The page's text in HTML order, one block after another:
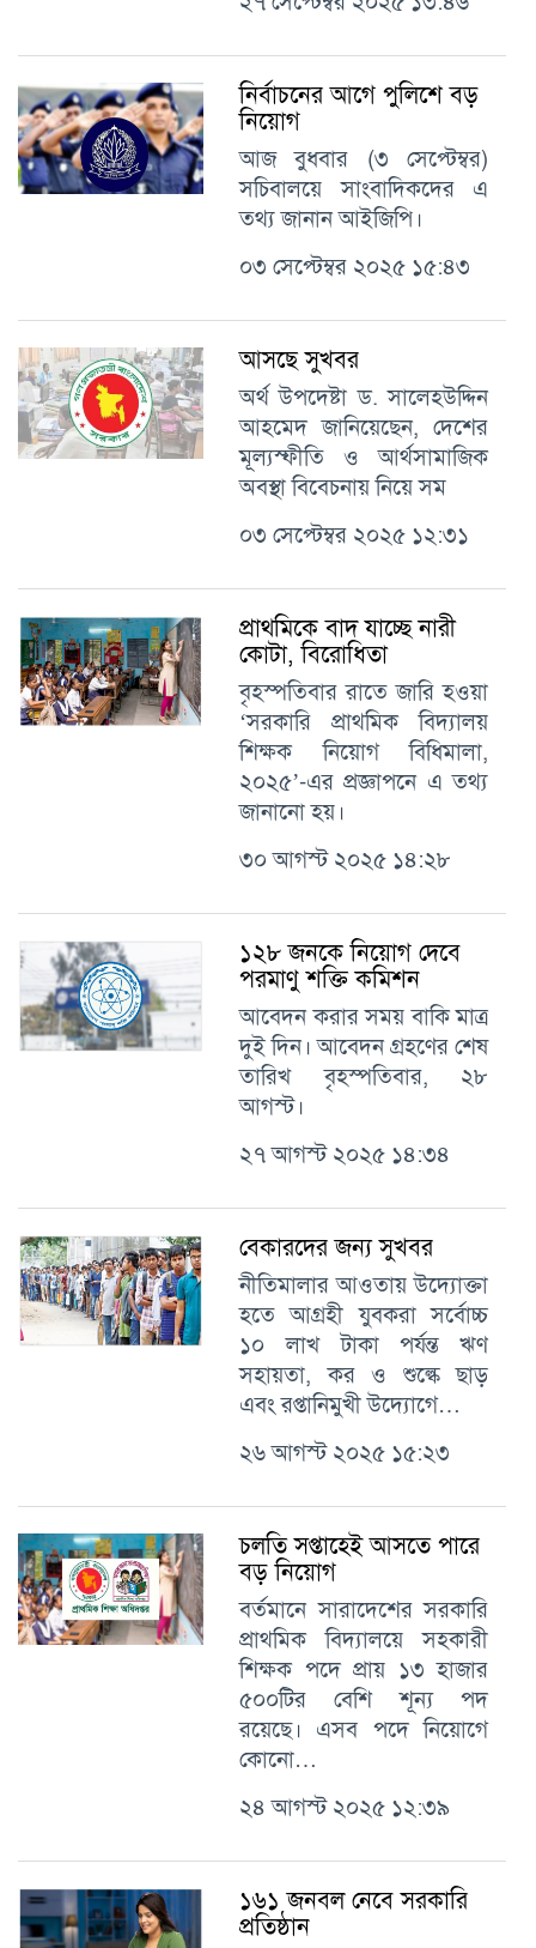
নির্বাচনের আগে পুলিশে বড়
নিয়োগ
আজ বুধবার (৩ সেপ্টেম্বর)
সচিবালয়ে সাংবাদিকদের এ
তথ্য জানান আইজিপি।
০৩ সেপ্টেম্বর ২০২৫ ১৫:৪৩
আসছে সুখবর
অর্থ উপদেষ্টা ড. সালেহউদ্দিন
আহমেদ জানিয়েছেন, দেশের
মূল্যস্ফীতি ও আর্থসামাজিক
অবস্থা বিবেচনায় নিয়ে সম
০৩ সেপ্টেম্বর ২০২৫ ১২:৩১
প্রাথমিকে বাদ যাচ্ছে নারী
কোটা, বিরোধিতা
বৃহস্পতিবার রাতে জারি হওয়া
‘সরকারি প্রাথমিক বিদ্যালয়
শিক্ষক নিয়োগ বিধিমালা,
২০২৫’-এর প্রজ্ঞাপনে এ তথ্য
জানানো হয়।
৩০ আগস্ট ২০২৫ ১৪:২৮
১২৮ জনকে নিয়োগ দেবে
পরমাণু শক্তি কমিশন
আবেদন করার সময় বাকি মাত্র
দুই দিন। আবেদন গ্রহণের শেষ
তারিখ বৃহস্পতিবার, ২৮
আগস্ট।
২৭ আগস্ট ২০২৫ ১৪:৩৪
বেকারদের জন্য সুখবর
নীতিমালার আওতায় উদ্যোক্তা
হতে আগ্রহী যুবকরা সর্বোচ্চ
১০ লাখ টাকা পর্যন্ত ঋণ
সহায়তা, কর ও শুল্কে ছাড়
এবং রপ্তানিমুখী উদ্যোগে…
২৬ আগস্ট ২০২৫ ১৫:২৩
চলতি সপ্তাহেই আসতে পারে
বড় নিয়োগ
বর্তমানে সারাদেশের সরকারি
প্রাথমিক বিদ্যালয়ে সহকারী
শিক্ষক পদে প্রায় ১৩ হাজার
৫০০টির বেশি শূন্য পদ
রয়েছে। এসব পদে নিয়োগে
কোনো…
২৪ আগস্ট ২০২৫ ১২:৩৯
১৬১ জনবল নেবে সরকারি
প্রতিষ্ঠান